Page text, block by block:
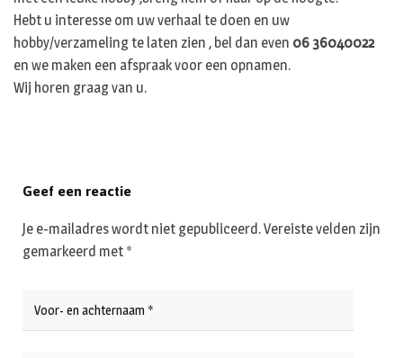
Hebt u interesse om uw verhaal te doen en uw
hobby/verzameling te laten zien , bel dan even 06 36040022
en we maken een afspraak voor een opnamen.
Wij horen graag van u.
Geef een reactie
Je e-mailadres wordt niet gepubliceerd.Vereiste velden zijn
gemarkeerd met *